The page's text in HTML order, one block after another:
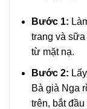
Bước 1:
trang và
từ mặt nạ.
Bước 2:
Bà già Nga
trên, bắt